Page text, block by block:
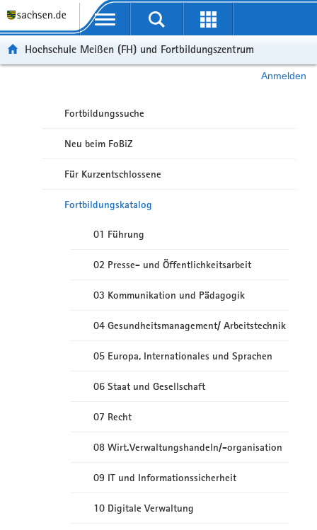
Portalübergreifende Navigation
Hochschule Meißen (FH) und Fortbildungszentrum
Anmelden
Fortbildungssuche
Neu beim FoBiZ
Für Kurzentschlossene
Fortbildungskatalog
01 Führung
02 Presse- und Öffentlichkeitsarbeit
03 Kommunikation und Pädagogik
04 Gesundheitsmanagement/ Arbeitstechnik
05 Europa, Internationales und Sprachen
06 Staat und Gesellschaft
07 Recht
08 Wirt.Verwaltungshandeln/-organisation
09 IT und Informationssicherheit
10 Digitale Verwaltung